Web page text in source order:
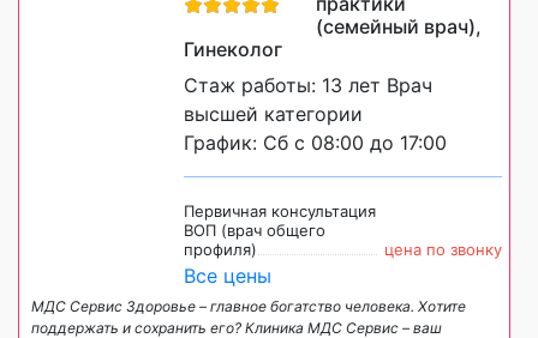
(семейный врач),
Гинеколог
Стаж работы: 13 лет Врач
высшей категории
График: Сб с 08:00 до 17:00
Первичная консультация
ВОП (врач общего
профиля)
цена по звонку
Все цены
МДС Сервис Здоровье – главное богатство человека. Хотите
поддержать и сохранить его? Клиника МДС Сервис – ваш